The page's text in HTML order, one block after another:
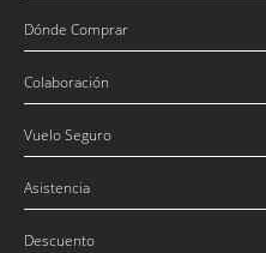
Dónde Comprar
Colaboración
Vuelo Seguro
Asistencia
Descuento